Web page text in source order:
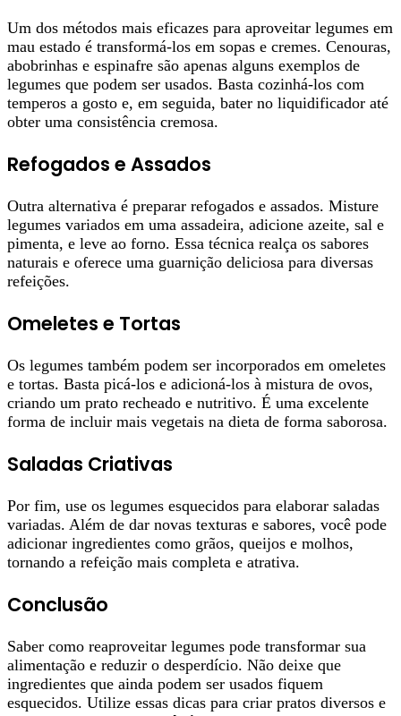
Um dos métodos mais eficazes para aproveitar legumes em
mau estado é transformá-los em sopas e cremes. Cenouras,
abobrinhas e espinafre são apenas alguns exemplos de
legumes que podem ser usados. Basta cozinhá-los com
temperos a gosto e, em seguida, bater no liquidificador até
obter uma consistência cremosa.
Refogados e Assados
Outra alternativa é preparar refogados e assados. Misture
legumes variados em uma assadeira, adicione azeite, sal e
pimenta, e leve ao forno. Essa técnica realça os sabores
naturais e oferece uma guarnição deliciosa para diversas
refeições.
Omeletes e Tortas
Os legumes também podem ser incorporados em omeletes
e tortas. Basta picá-los e adicioná-los à mistura de ovos,
criando um prato recheado e nutritivo. É uma excelente
forma de incluir mais vegetais na dieta de forma saborosa.
Saladas Criativas
Por fim, use os legumes esquecidos para elaborar saladas
variadas. Além de dar novas texturas e sabores, você pode
adicionar ingredientes como grãos, queijos e molhos,
tornando a refeição mais completa e atrativa.
Conclusão
Saber como reaproveitar legumes pode transformar sua
alimentação e reduzir o desperdício. Não deixe que
ingredientes que ainda podem ser usados fiquem
esquecidos. Utilize essas dicas para criar pratos diversos e